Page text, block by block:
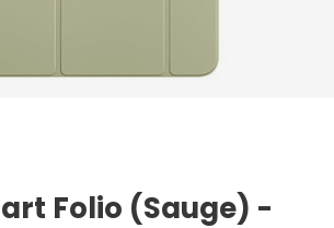
Folio (Sauge) -